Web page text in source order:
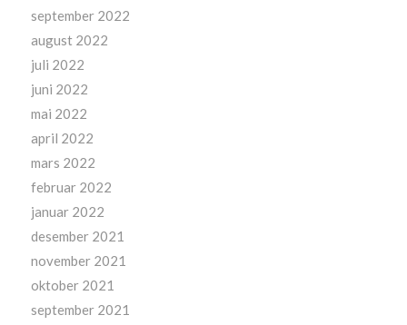
september 2022
august 2022
juli 2022
juni 2022
mai 2022
april 2022
mars 2022
februar 2022
januar 2022
desember 2021
november 2021
oktober 2021
september 2021